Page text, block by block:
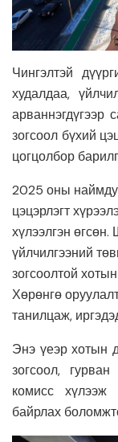
Чингэлтэй
худалдаа,
арваннэгдүгээр
зогсоол бүхий
цогцолбор
2025 оны
цэцэрлэгт
хүлээлгэн
үйлчилгээний
зогсоолтой
Хөрөнгө
танилцаж,
Энэ үеэр хотын
зогсоол,
комисс
байрлах